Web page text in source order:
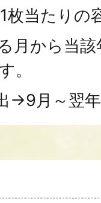
枚当たりの
月から当
。
→9月～翌